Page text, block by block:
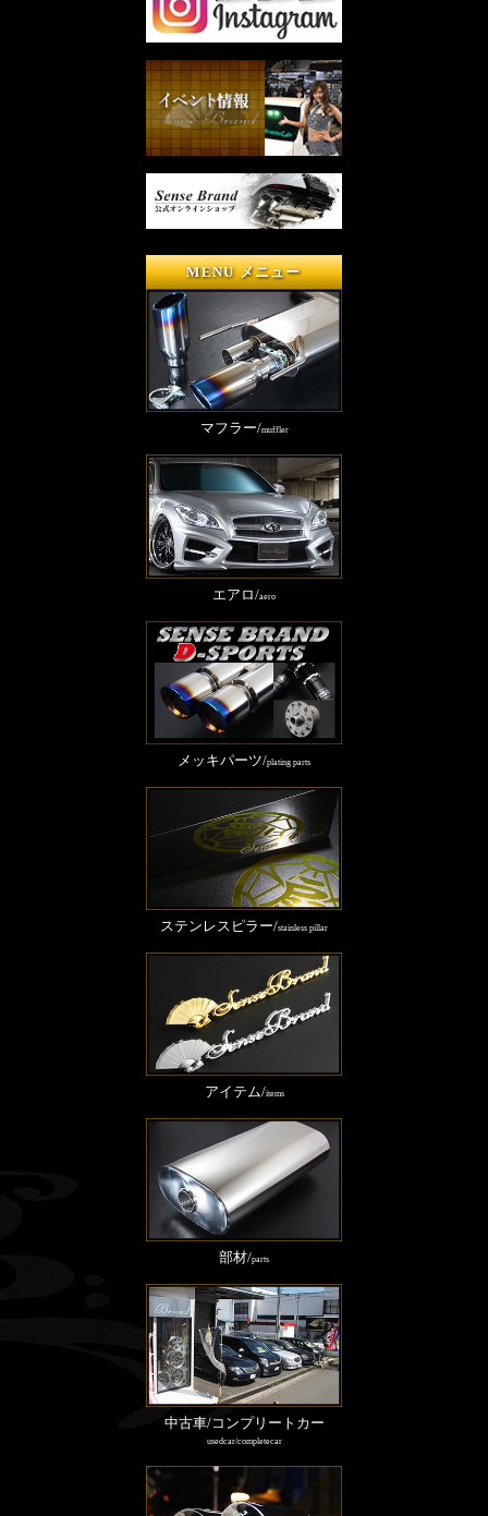
MENU メニュー
マフラー/muffler
エアロ/aero
メッキパーツ/plating parts
ステンレスピラー/stainless pillar
アイテム/items
部材/parts
中古車/コンプリートカー
usedcar/completecar